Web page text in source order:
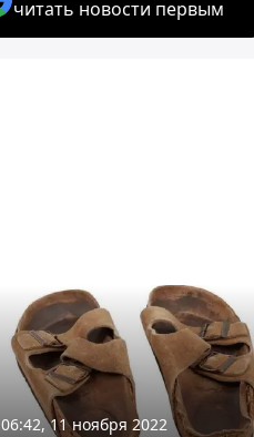
читать новости первым
06:42, 11 ноября 2022